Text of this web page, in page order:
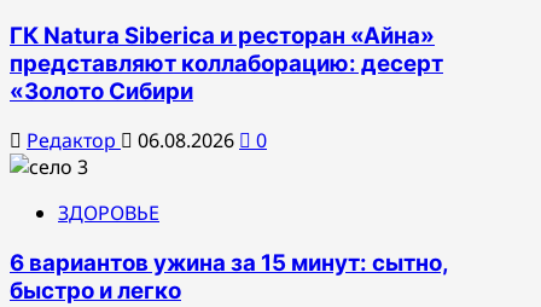
ГК Natura Siberica и ресторан «Айна»
представляют коллаборацию: десерт
«Золото Сибири
Редактор 06.08.2026 0
ЗДОРОВЬЕ
6 вариантов ужина за 15 минут: сытно,
быстро и легко